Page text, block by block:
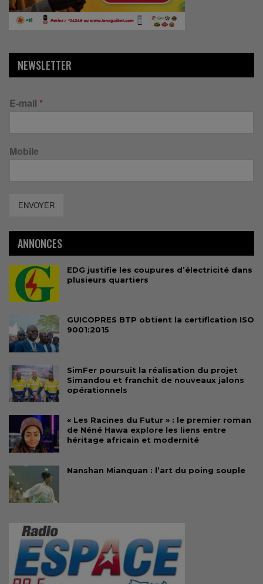
NEWSLETTER
E-mail *
Mobile
ENVOYER
ANNONCES
EDG justifie les coupures d’électricité dans
plusieurs quartiers
GUICOPRES BTP obtient la certification ISO
9001:2015
SimFer poursuit la réalisation du projet
Simandou et franchit de nouveaux jalons
opérationnels
« Les Racines du Futur » : le premier roman
de Néné Hawa explore les liens entre
héritage africain et modernité
Nanshan Mianquan : l’art du poing souple